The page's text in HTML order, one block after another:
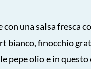
una salsa fresca
bianco, finocchio
pepe olio e in questo